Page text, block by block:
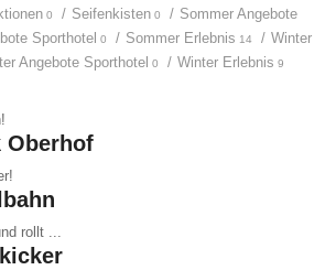
0 / Seifenkisten 0 / Sommer Angebote
Sporthotel 0 / Sommer Erlebnis 14 / Winter
Angebote Sporthotel 0 / Winter Erlebnis 9
Oberhof
rollt ...